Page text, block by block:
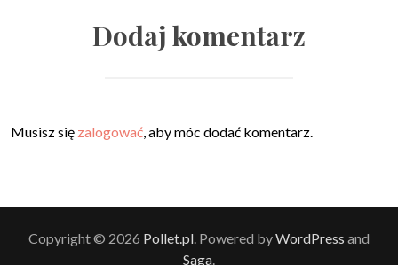
Dodaj komentarz
Musisz się zalogować , aby móc dodać komentarz.
Copyright © 2026 Pollet.pl . Powered byWordPress and
Saga